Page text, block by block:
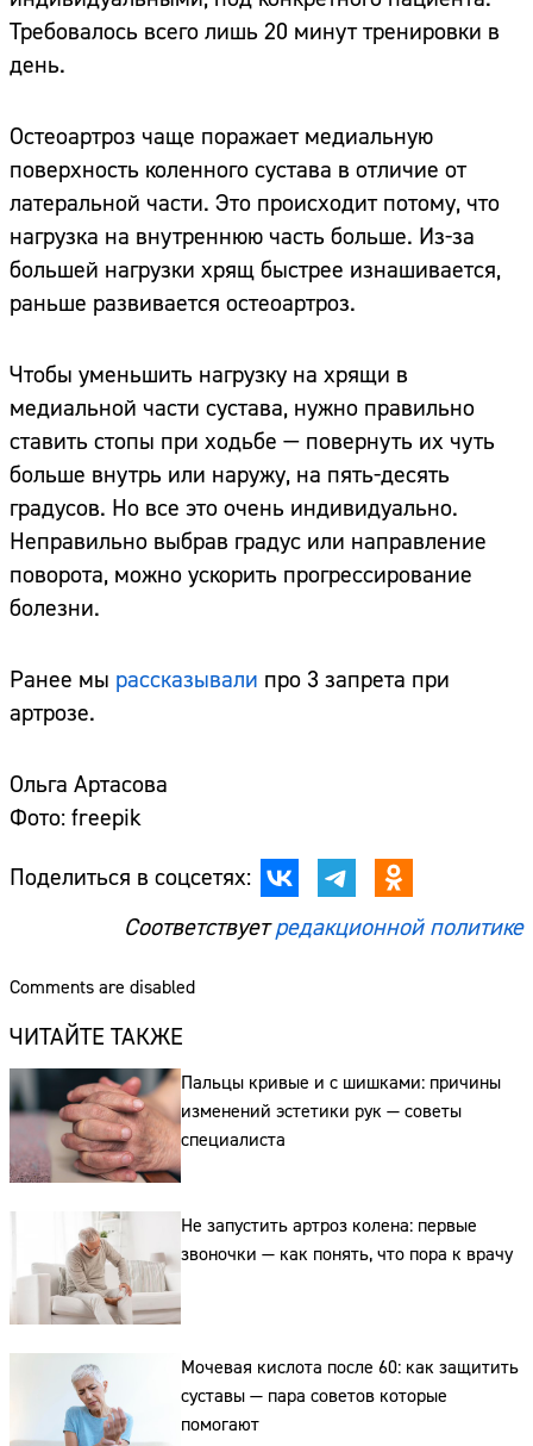
Требовалось всего лишь 20 минут тренировки в
день.
Остеоартроз чаще поражает медиальную
поверхность коленного сустава в отличие от
латеральной части. Это происходит потому, что
нагрузка на внутреннюю часть больше. Из-за
большей нагрузки хрящ быстрее изнашивается,
раньше развивается остеоартроз.
Чтобы уменьшить нагрузку на хрящи в
медиальной части сустава, нужно правильно
ставить стопы при ходьбе — повернуть их чуть
больше внутрь или наружу, на пять-десять
градусов. Но все это очень индивидуально.
Неправильно выбрав градус или направление
поворота, можно ускорить прогрессирование
болезни.
Ранее мы рассказывали про 3 запрета при
артрозе.
Ольга Артасова
Фото: freepik
Поделиться в соцсетях:
Соответствуетредакционной политике
Comments are disabled
ЧИТАЙТЕ ТАКЖЕ
Пальцы кривые и с шишками: причины
изменений эстетики рук — советы
специалиста
Не запустить артроз колена: первые
звоночки — как понять, что пора к врачу
Мочевая кислота после 60: как защитить
суставы — пара советов которые
помогают